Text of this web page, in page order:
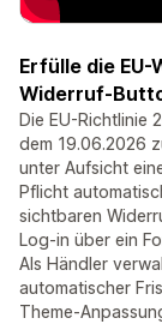
Erfülle die
Widerruf-
Die EU-Richtlinie
dem 19.06.2026
unter Aufsicht
Pflicht
sichtbaren
Log-in über ein
Als Händler
automatischer
Theme-